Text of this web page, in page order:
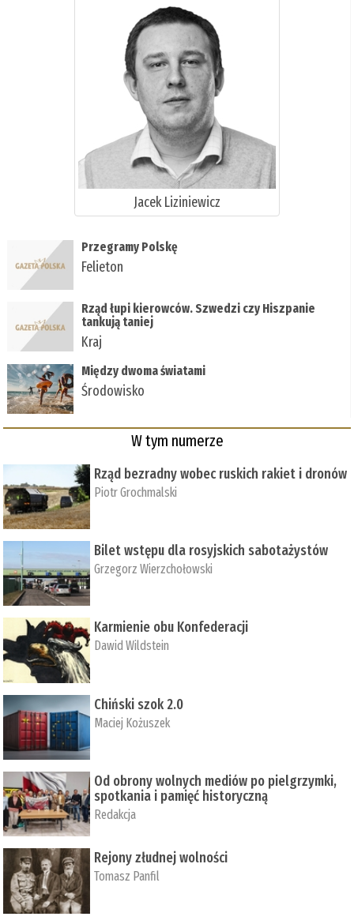
Jacek Liziniewicz
Przegramy Polskę
Felieton
Rząd łupi kierowców. Szwedzi czy Hiszpanie
tankują taniej
Kraj
Między dwoma światami
Środowisko
W tym numerze
Rząd bezradny wobec ruskich rakiet i dronów
Piotr Grochmalski
Bilet wstępu dla rosyjskich sabotażystów
Grzegorz Wierzchołowski
Karmienie obu Konfederacji
Dawid Wildstein
Chiński szok 2.0
Maciej Kożuszek
Od obrony wolnych mediów po pielgrzymki,
spotkania i pamięć historyczną
Redakcja
Rejony złudnej wolności
Tomasz Panfil